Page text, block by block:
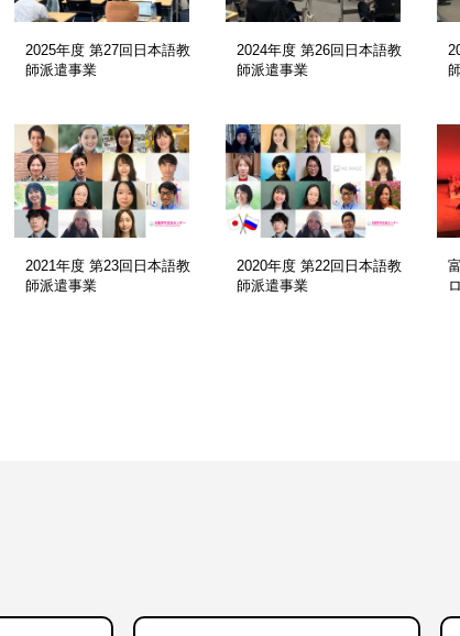
2025年度 第27回日本語教
師派遣事業
2024年度 第26回日本語教
師派遣事業
2021年度 第23回日本語教
師派遣事業
2020年度 第22回日本語教
師派遣事業